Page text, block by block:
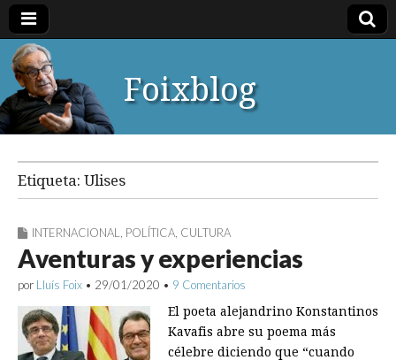
Foixblog
Etiqueta: Ulises
INTERNACIONAL POLÍTICA CULTURA
Aventuras y experiencias
por Lluís Foix • 29/01/2020 • 9 Comentarios
El poeta alejandrino Konstantinos
Kavafis abre su poema más
célebre diciendo que “cuando